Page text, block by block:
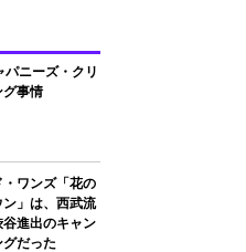
パニーズ・クリ
グ事情
ワンズ「花の
」は、西武流
進出のキャン
だった